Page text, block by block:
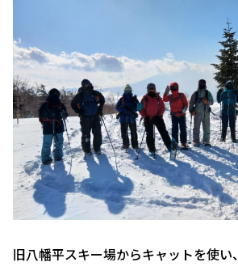
旧八幡平スキー場からキャットを使い、